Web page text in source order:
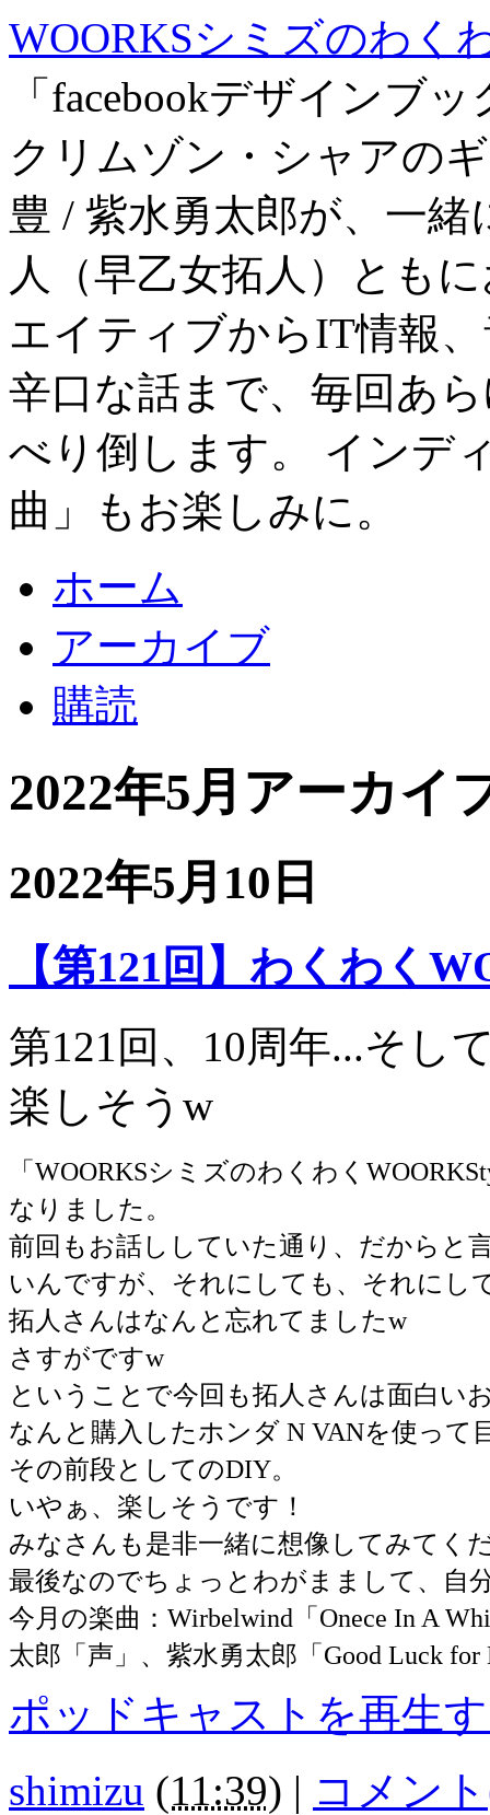
WOORKSシミズのわく
「facebookデザインブ
クリムゾン・シャアの
豊 / 紫水勇太郎が、一
人（早乙女拓人）とも
エイティブからIT情報
辛口な話まで、毎回あ
べり倒します。 インデ
曲」もお楽しみに。
ホーム
アーカイブ
購読
2022年5月アーカイ
2022年5月10日
【第121回】わくわく
第121回、10周年...そし
楽しそうw
「WOORKSシミズのわくわく
なりました。
前回もお話ししていた通り、だからと
いんですが、それにしても、それにし
拓人さんはなんと忘れてましたw
さすがですw
ということで今回も拓人さんは面白い
なんと購入したホンダ N VANを使って
その前段としてのDIY。
いやぁ、楽しそうです！
みなさんも是非一緒に想像してみてく
最後なのでちょっとわがままして、自
今月の楽曲：Wirbelwind「Onece In A
太郎「声」、紫水勇太郎「Good Luck for
ポッドキャストを再生
shimizu (11:39) | コメン